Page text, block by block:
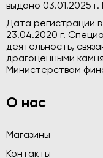
выдано 03.01.2025
Дата регистрации
23.04.2020 г.
деятельность,
драгоценными
Министерством
О нас
Магазины
Контакты